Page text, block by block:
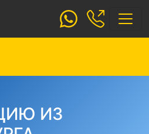
ИЗ